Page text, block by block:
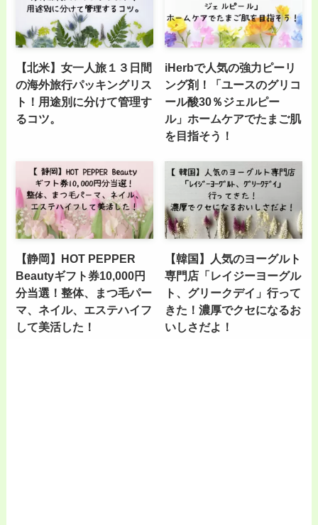
【北米】女一人旅１３日間
の海外旅行パッキングリス
ト！用途別に分けて管理す
るコツ。
iHerbで人気の強力ピーリ
ング剤！「ユースのグリコ
ール酸30％ジェルピー
ル」ホームケアでたまご肌
を目指そう！
【静岡】HOT PEPPER
Beautyギフト券10,000円
分当選！整体、まつ毛パー
マ、ネイル、エステハイフ
して美活した！
【韓国】人気のヨーグルト
専門店「レイジーヨーグル
ト、グリークデイ」行って
きた！濃厚でクセになるお
いしさだよ！